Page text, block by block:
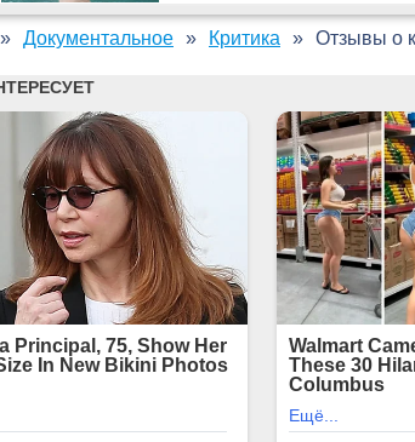
Документальное Критика Отзывы о